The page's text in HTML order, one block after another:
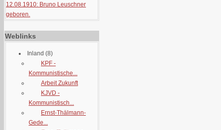
12.08.1910: Bruno Leuschner
geboren.
Weblinks
Inland (8)
KPF -
Kommunistische...
Arbeit Zukunft
KJVD -
Kommunistisch...
Ernst-Thälmann-
Gede...